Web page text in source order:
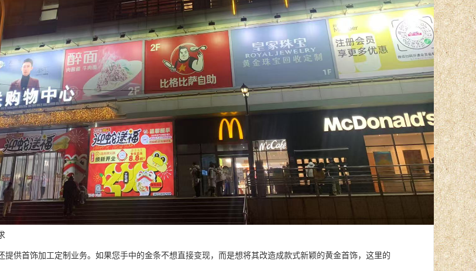
提供首饰加工定制业务。如果您手中的金条不想直接变现，而是想将其改造成款式新颖的黄金首饰，这里的